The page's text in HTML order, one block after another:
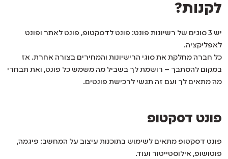
לקנות?
יש 3 סוגים של רשיונות פונט: פונט לדסקטופ, פונט לאתר ופונט
לאפליקציה.
כל חברה מחלקת את סוגי הרישיונות והמחירים בצורה אחרת. אז
במקום להסתבך – רושמת לך בשביל מה משמש כל פונט, ואת תבחרי
מה מתאים לך ועם זה תגשי לרכישת פונטים.
פונט דסקטופ
פונט דסקטופ מתאים לשימוש בתוכנות עיצוב על המחשב: פיגמה,
פוטושופ, אילוסטייטור ועוד.